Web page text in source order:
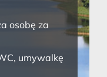
osobę za
umywalkę